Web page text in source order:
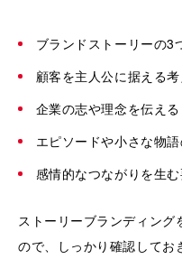
ブランドストーリーの3
顧客を主人公に据える
企業の志や理念を伝える
エピソードや小さな物
感情的なつながりを生
ストーリーブランディング
ので、しっかり確認してお